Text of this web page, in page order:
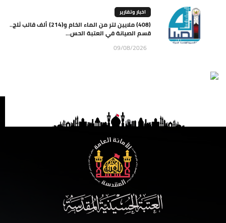
اخبار وتقارير
(408) ملايين لتر من الماء الخام و(214) ألف قالب ثلج..
قسم الصيانة في العتبة الحس...
09/08/2026